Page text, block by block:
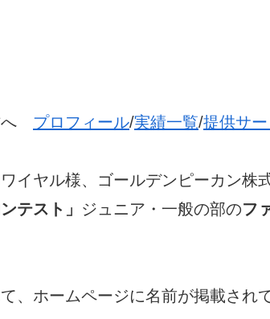
へ プロフィール/実績一覧/提供サー
イヤル様、ゴールデンピーカン株
テスト」 ジュニア・一般の部のフ
、ホームページに名前が掲載され